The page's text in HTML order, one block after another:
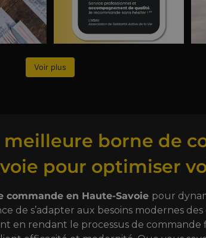
Voir plus
borne de
pour optimiser
commande en Haute-Savoie pour
de s’adapter aux besoins modernes
en rendant le processus de commande